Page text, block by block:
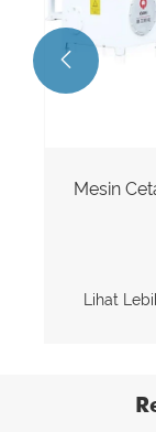
Mesin
Lihat
